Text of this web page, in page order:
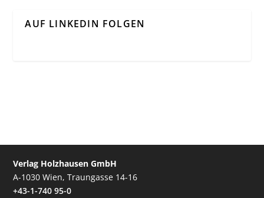
AUF LINKEDIN FOLGEN
Verlag Holzhausen GmbH
A-1030 Wien, Traungasse 14-16
+43-1-740 95-0